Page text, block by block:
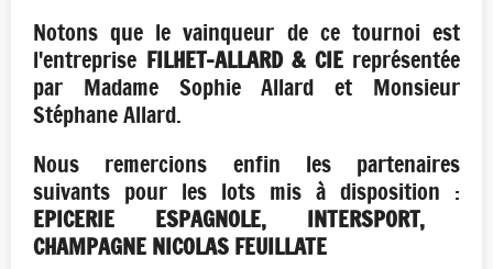
Notons que le vainqueur de ce tournoi est
l'entreprise FILHET-ALLARD & CIEreprésentée
par Madame Sophie Allard et Monsieur
Stéphane Allard.
Nous remercions enfin les partenaires
suivants pour les lots mis à disposition :
EPICERIE ESPAGNOLE, INTERSPORT,
CHAMPAGNE NICOLAS FEUILLATE